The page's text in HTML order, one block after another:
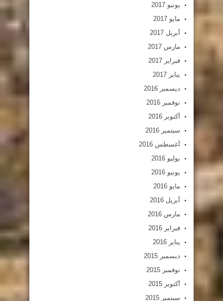
يونيو 2017
مايو 2017
أبريل 2017
مارس 2017
فبراير 2017
يناير 2017
ديسمبر 2016
نوفمبر 2016
أكتوبر 2016
سبتمبر 2016
أغسطس 2016
يوليو 2016
يونيو 2016
مايو 2016
أبريل 2016
مارس 2016
فبراير 2016
يناير 2016
ديسمبر 2015
نوفمبر 2015
أكتوبر 2015
سبتمبر 2015